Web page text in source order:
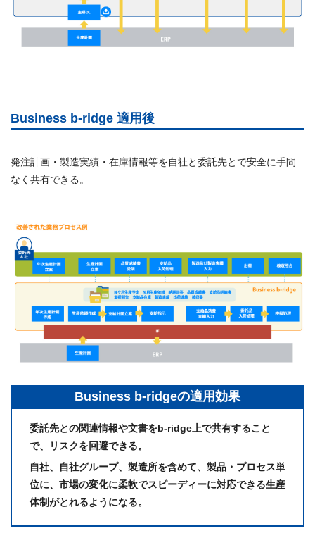
Business b-ridge 適用後
発注計画・製造実績・在庫情報等を自社と委託先とで安全に手間
なく共有できる。
Business b-ridgeの適用効果
委託先との関連情報や文書をb-ridge上で共有すること
で、リスクを回避できる。
自社、自社グループ、製造所を含めて、製品・プロセス単
位に、市場の変化に柔軟でスピーディーに対応できる生産
体制がとれるようになる。